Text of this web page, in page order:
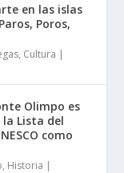
en las islas
Poros,
, Cultura |
Olimpo es
Lista del
como
, Historia |